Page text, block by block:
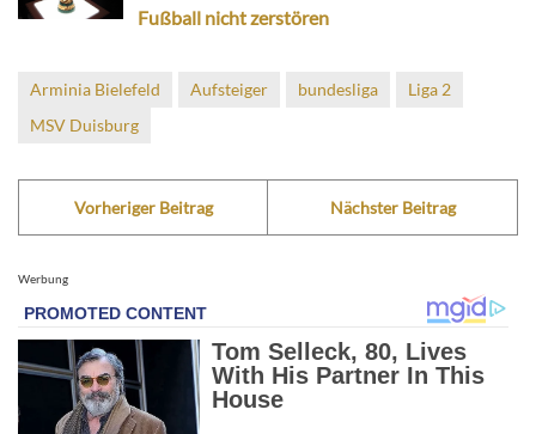
Fußball nicht zerstören
Arminia Bielefeld Aufsteiger bundesliga
Liga 2
MSV Duisburg
Vorheriger Beitrag Nächster Beitrag
Werbung